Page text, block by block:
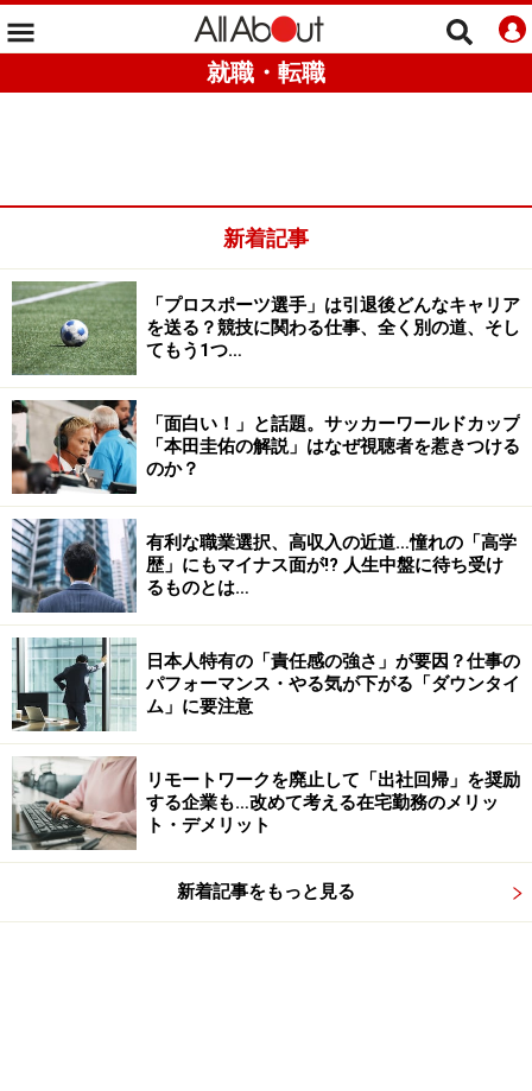
就職・転職
新着記事
「プロスポーツ選手」は引退後どんなキャリア
を送る？競技に関わる仕事、全く別の道、そし
てもう1つ…
「面白い！」と話題。サッカーワールドカップ
「本田圭佑の解説」はなぜ視聴者を惹きつける
のか？
有利な職業選択、高収入の近道…憧れの「高学
歴」にもマイナス面が!? 人生中盤に待ち受け
るものとは…
日本人特有の「責任感の強さ」が要因？仕事の
パフォーマンス・やる気が下がる「ダウンタイ
ム」に要注意
リモートワークを廃止して「出社回帰」を奨励
する企業も…改めて考える在宅勤務のメリッ
ト・デメリット
新着記事をもっと見る